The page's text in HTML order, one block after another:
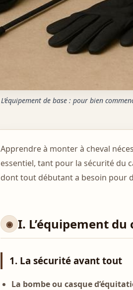
L’équipement de base : pour bien
Apprendre à monter à cheval
essentiel, tant pour la sécurité du
dont tout débutant a besoin pour
I. L’équipement du
1. La sécurité avant tout
La bombe ou casque